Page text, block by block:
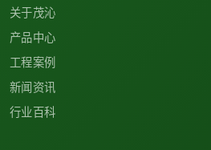
关于茂沁
产品中心
工程案例
新闻资讯
行业百科